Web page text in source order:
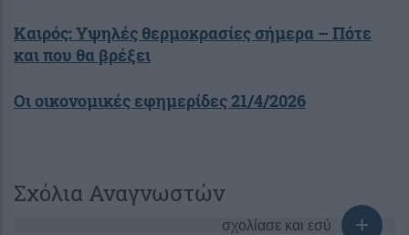
Καιρός: Υψηλές θερμοκρασίες σήμερα – Πότε
και που θα βρέξει
Οι οικονομικές εφημερίδες 21/4/2026
Σχόλια Αναγνωστών
σχολίασε και εσύ